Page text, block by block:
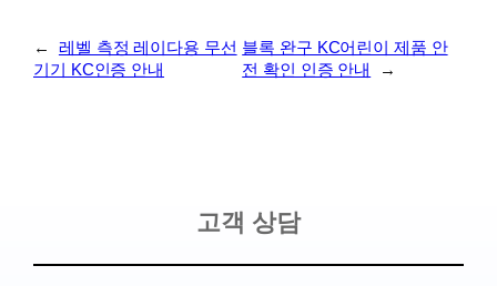
←
레벨 측정 레이다용 무선
기기 KC인증 안내
블록 완구 KC어린이 제품 안
전 확인 인증 안내
→
고객 상담